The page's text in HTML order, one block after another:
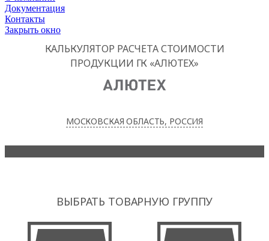
Документация
Контакты
Закрыть окно